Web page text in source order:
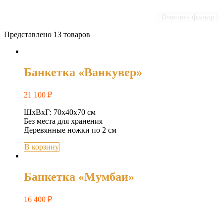
Представлено 13 товаров
Банкетка «Ванкувер»
21 100 ₽
ШхВхГ: 70х40х70 см
Без места для хранения
Деревянные ножки по 2 см
В корзину
Банкетка «Мумбаи»
16 400 ₽